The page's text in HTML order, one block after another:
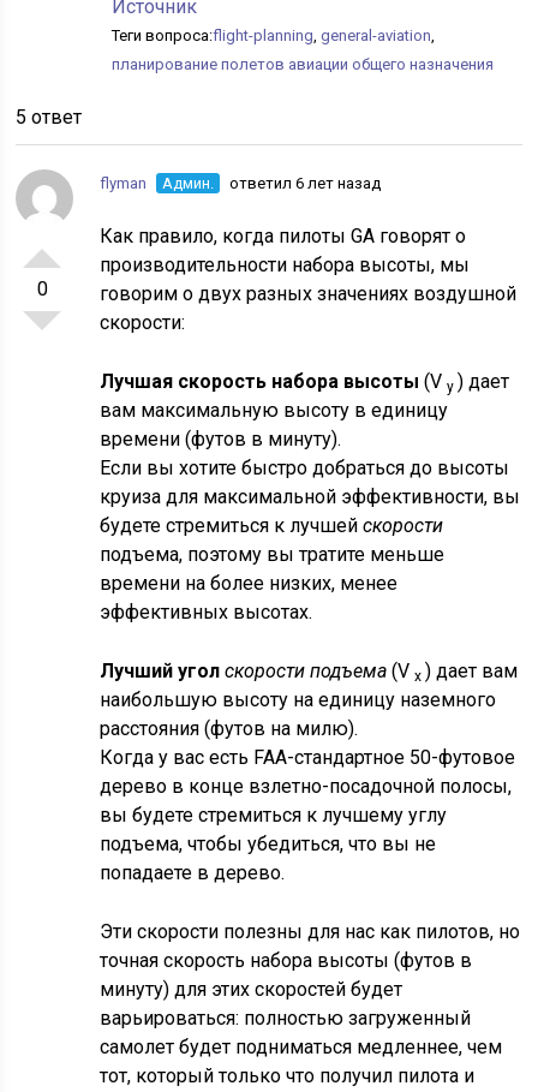
Источник
Теги вопроса:flight-planning,general-aviation,
планирование полетов авиации общего назначения
5 ответ
0
flyman Админ. ответил 6 лет назад
Как правило, когда пилоты GA говорят о
производительности набора высоты, мы
говорим о двух разныхзначениях воздушной
скорости:
Лучшая скорость набора высоты(Vy) дает
вам максимальную высоту в единицу
времени (футов в минуту).
Если вы хотите быстро добраться до высоты
круиза для максимальной эффективности, вы
будете стремиться к лучшейскорости
подъема, поэтому вы тратите меньше
времени на более низких, менее
эффективных высотах.
Лучший уголскорости подъема(Vx) дает вам
наибольшую высоту на единицу наземного
расстояния (футов на милю).
Когда у вас есть FAA-стандартное 50-футовое
дерево в конце взлетно-посадочной полосы,
вы будете стремиться к лучшему углу
подъема, чтобы убедиться, что вы не
попадаете в дерево.
Эти скорости полезны для нас как пилотов, но
точная скорость набора высоты (футов в
минуту) для этих скоростей будет
варьироваться: полностью загруженный
самолет будет подниматься медленнее, чем
тот, который только что получил пилота и